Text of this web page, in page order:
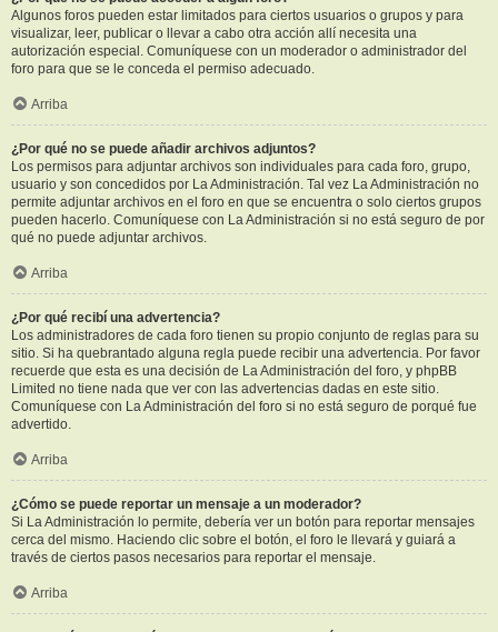
Algunos foros pueden estar limitados para ciertos usuarios o grupos y para
visualizar, leer, publicar o llevar a cabo otra acción allí necesita una
autorización especial. Comuníquese con un moderador o administrador del
foro para que se le conceda el permiso adecuado.
Arriba
¿Por qué no se puede añadir archivos adjuntos?
Los permisos para adjuntar archivos son individuales para cada foro, grupo,
usuario y son concedidos por La Administración. Tal vez La Administración no
permite adjuntar archivos en el foro en que se encuentra o solo ciertos grupos
pueden hacerlo. Comuníquese con La Administración si no está seguro de por
qué no puede adjuntar archivos.
Arriba
¿Por qué recibí una advertencia?
Los administradores de cada foro tienen su propio conjunto de reglas para su
sitio. Si ha quebrantado alguna regla puede recibir una advertencia. Por favor
recuerde que esta es una decisión de La Administración del foro, y phpBB
Limited no tiene nada que ver con las advertencias dadas en este sitio.
Comuníquese con La Administración del foro si no está seguro de porqué fue
advertido.
Arriba
¿Cómo se puede reportar un mensaje a un moderador?
Si La Administración lo permite, debería ver un botón para reportar mensajes
cerca del mismo. Haciendo clic sobre el botón, el foro le llevará y guiará a
través de ciertos pasos necesarios para reportar el mensaje.
Arriba